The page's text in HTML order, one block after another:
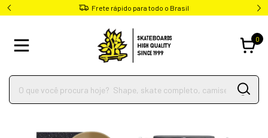
Frete rápido para todo o Brasil
0